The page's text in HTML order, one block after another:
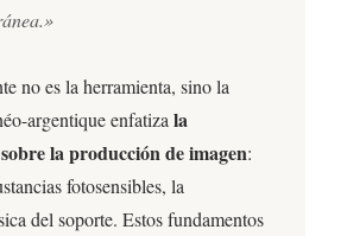
no es la herramienta, sino la
argentique enfatiza la
la producción de imagen:
fotosensibles, la
del soporte. Estos fundamentos